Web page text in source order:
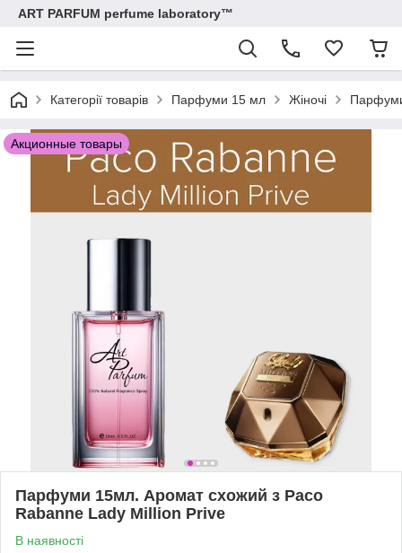
ART PARFUM perfume laboratory™
Категорії товарів Парфуми 15 мл Жіночі
Акционные товары
Парфуми 15мл. Аромат схожий з Paco
Rabanne Lady Million Prive
В наявності